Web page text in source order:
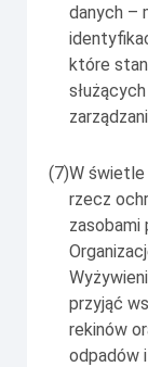
danych –
które
(7)W świetle
rzecz
zasobami
przyjąć
rekinów
odpadów